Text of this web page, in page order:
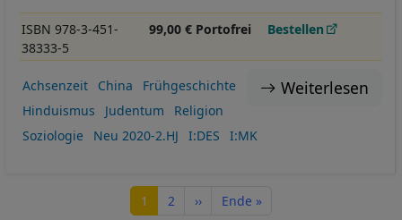
ISBN 978-3-451-
38333-5
99,00 € Portofrei Bestellen
Weiterlesen
Achsenzeit China
Frühgeschichte
Hinduismus
Judentum
Religion
Soziologie
Neu 2020-2.HJ I:DES I:MK
Seite
1 Seite
2 Nächste Seite
›› Letzte Seite
Ende »